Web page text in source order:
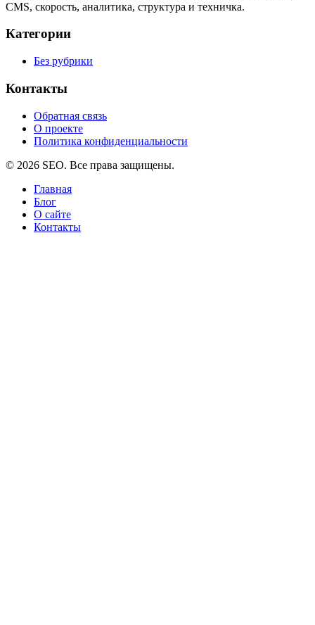
CMS, скорость, аналитика, структура и техничка.
Категории
Без рубрики
Контакты
Обратная связь
О проекте
Политика конфиденциальности
© 2026 SEO. Все права защищены.
Главная
Блог
О сайте
Контакты